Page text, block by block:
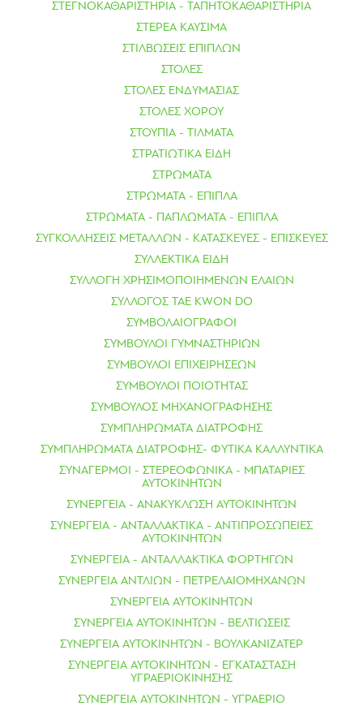
ΣΤΕΓΝΟΚΑΘΑΡΙΣΤΗΡΙΑ - ΤΑΠΗΤΟΚΑΘΑΡΙΣΤΗΡΙΑ
ΣΤΕΡΕΑ ΚΑΥΣΙΜΑ
ΣΤΙΛΒΩΣΕΙΣ ΕΠΙΠΛΩΝ
ΣΤΟΛΕΣ
ΣΤΟΛΕΣ ΕΝΔΥΜΑΣΙΑΣ
ΣΤΟΛΕΣ ΧΟΡΟΥ
ΣΤΟΥΠΙΑ - ΤΙΛΜΑΤΑ
ΣΤΡΑΤΙΩΤΙΚΑ ΕΙΔΗ
ΣΤΡΩΜΑΤΑ
ΣΤΡΩΜΑΤΑ - ΕΠΙΠΛΑ
ΣΤΡΩΜΑΤΑ - ΠΑΠΛΩΜΑΤΑ - ΕΠΙΠΛΑ
ΣΥΓΚΟΛΛΗΣΕΙΣ ΜΕΤΑΛΛΩΝ - ΚΑΤΑΣΚΕΥΕΣ - ΕΠΙΣΚΕΥΕΣ
ΣΥΛΛΕΚΤΙΚΑ ΕΙΔΗ
ΣΥΛΛΟΓΗ ΧΡΗΣΙΜΟΠΟΙΗΜΕΝΩΝ ΕΛΑΙΩΝ
ΣΥΛΛΟΓΟΣ TAE KWON DO
ΣΥΜΒΟΛΑΙΟΓΡΑΦΟΙ
ΣΥΜΒΟΥΛΟΙ ΓΥΜΝΑΣΤΗΡΙΩΝ
ΣΥΜΒΟΥΛΟΙ ΕΠΙΧΕΙΡΗΣΕΩΝ
ΣΥΜΒΟΥΛΟΙ ΠΟΙΟΤΗΤΑΣ
ΣΥΜΒΟΥΛΟΣ ΜΗΧΑΝΟΓΡΑΦΗΣΗΣ
ΣΥΜΠΛΗΡΩΜΑΤΑ ΔΙΑΤΡΟΦΗΣ
ΣΥΜΠΛΗΡΩΜΑΤΑ ΔΙΑΤΡΟΦΗΣ- ΦΥΤΙΚΑ ΚΑΛΛΥΝΤΙΚΑ
ΣΥΝΑΓΕΡΜΟΙ - ΣΤΕΡΕΟΦΩΝΙΚΑ - ΜΠΑΤΑΡΙΕΣ
ΑΥΤΟΚΙΝΗΤΩΝ
ΣΥΝΕΡΓΕΙΑ - ΑΝΑΚΥΚΛΩΣΗ ΑΥΤΟΚΙΝΗΤΩΝ
ΣΥΝΕΡΓΕΙΑ - ΑΝΤΑΛΛΑΚΤΙΚΑ - ΑΝΤΙΠΡΟΣΩΠΕΙΕΣ
ΑΥΤΟΚΙΝΗΤΩΝ
ΣΥΝΕΡΓΕΙΑ - ΑΝΤΑΛΛΑΚΤΙΚΑ ΦΟΡΤΗΓΩΝ
ΣΥΝΕΡΓΕΙΑ ΑΝΤΛΙΩΝ - ΠΕΤΡΕΛΑΙΟΜΗΧΑΝΩΝ
ΣΥΝΕΡΓΕΙΑ ΑΥΤΟΚΙΝΗΤΩΝ
ΣΥΝΕΡΓΕΙΑ ΑΥΤΟΚΙΝΗΤΩΝ - ΒΕΛΤΙΩΣΕΙΣ
ΣΥΝΕΡΓΕΙΑ ΑΥΤΟΚΙΝΗΤΩΝ - ΒΟΥΛΚΑΝΙΖΑΤΕΡ
ΣΥΝΕΡΓΕΙΑ ΑΥΤΟΚΙΝΗΤΩΝ - ΕΓΚΑΤΑΣΤΑΣΗ
ΥΓΡΑΕΡΙΟΚΙΝΗΣΗΣ
ΣΥΝΕΡΓΕΙΑ ΑΥΤΟΚΙΝΗΤΩΝ - ΥΓΡΑΕΡΙΟ